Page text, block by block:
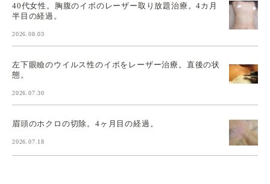
40代女性。胸腹のイボのレーザー取り放題治療。4カ月
半目の経過。
2026.08.03
左下眼瞼のウイルス性のイボをレーザー治療。直後の状
態。
2026.07.30
眉頭のホクロの切除。4ヶ月目の経過。
2026.07.18